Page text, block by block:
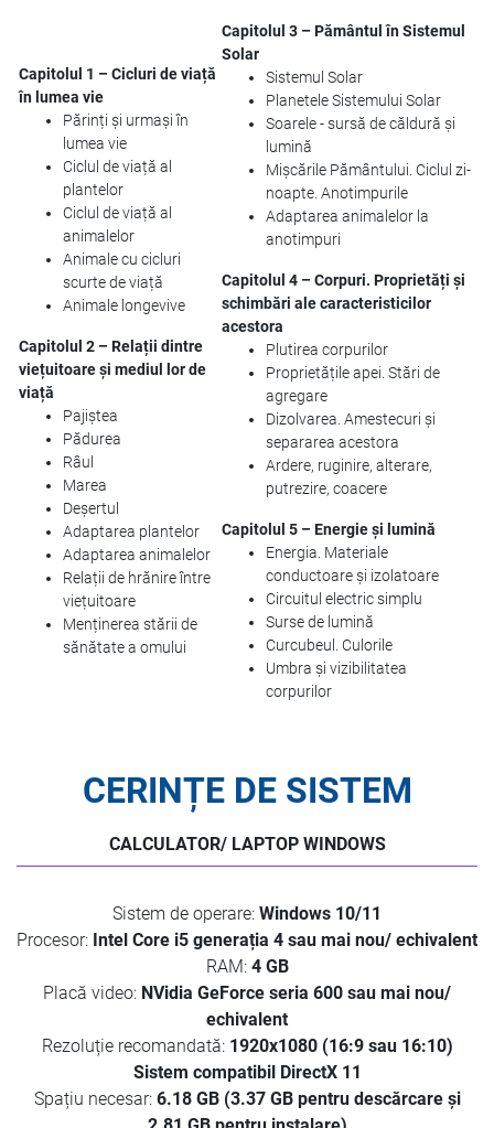
Capitolul 1 – Cicluri de viață
în lumea vie
Părinți și urmași în
lumea vie
Ciclul de viață al
plantelor
Ciclul de viață al
animalelor
Animale cu cicluri
scurte de viață
Animale longevive
Capitolul 2 – Relații dintre
viețuitoare și mediul lor de
viață
Pajiștea
Pădurea
Râul
Marea
Deșertul
Adaptarea plantelor
Adaptarea animalelor
Relații de hrănire între
viețuitoare
Menținerea stării de
sănătate a omului
Capitolul 3 – Pământul în Sistemul
Solar
Sistemul Solar
Planetele Sistemului Solar
Soarele - sursă de căldură și
lumină
Mișcările Pământului. Ciclul zi-
noapte. Anotimpurile
Adaptarea animalelor la
anotimpuri
Capitolul 4 – Corpuri. Proprietăți și
schimbări ale caracteristicilor
acestora
Plutirea corpurilor
Proprietățile apei. Stări de
agregare
Dizolvarea. Amestecuri și
separarea acestora
Ardere, ruginire, alterare,
putrezire, coacere
Capitolul 5 – Energie și lumină
Energia. Materiale
conductoare și izolatoare
Circuitul electric simplu
Surse de lumină
Curcubeul. Culorile
Umbra și vizibilitatea
corpurilor
CERINȚE DE SISTEM
CALCULATOR/ LAPTOP WINDOWS
Sistem de operare: Windows 10/11
Procesor: Intel Core i5 generația 4 sau mai nou/ echivalent
RAM: 4 GB
Placă video: NVidia GeForce seria 600 sau mai nou/
echivalent
Rezoluție recomandată: 1920x1080 (16:9 sau 16:10)
Sistem compatibil DirectX 11
Spațiu necesar: 6.18 GB (3.37 GB pentru descărcare și